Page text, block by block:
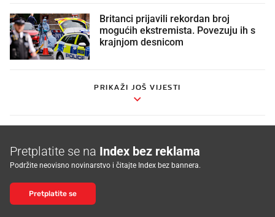
Britanci prijavili rekordan broj
mogućih ekstremista. Povezuju ih s
krajnjom desnicom
PRIKAŽI JOŠ VIJESTI
Pretplatite se na Index bez reklama
Podržite neovisno novinarstvo i čitajte Index bez bannera.
Pretplatite se